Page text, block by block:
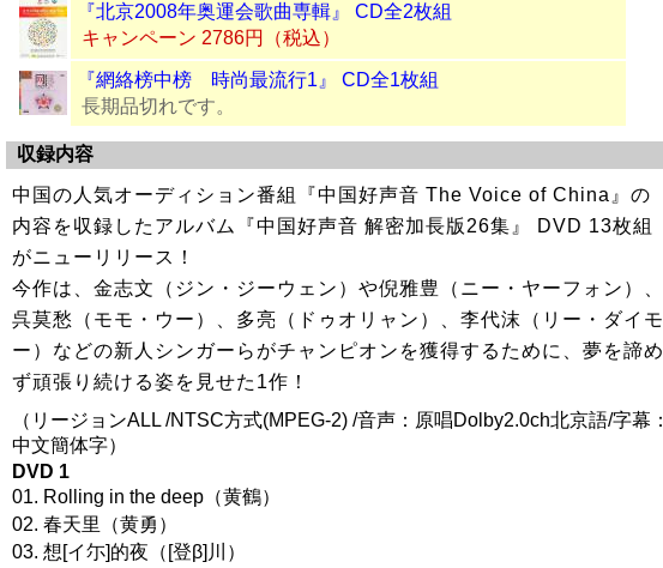
『北京2008年奥運会歌曲専輯』 CD全2枚組
キャンペーン 2786円（税込）
『網絡榜中榜 時尚最流行1』 CD全1枚組
長期品切れです。
収録内容
中国の人気オーディション番組『中国好声音 The Voice of China』の
内容を収録したアルバム『中国好声音 解密加長版26集』 DVD 13枚組
がニューリリース！
今作は、金志文（ジン・ジーウェン）や倪雅豊（ニー・ヤーフォン）、
呉莫愁（モモ・ウー）、多亮（ドゥオリャン）、李代沫（リー・ダイモ
ー）などの新人シンガーらがチャンピオンを獲得するために、夢を諦め
ず頑張り続ける姿を見せた1作！
（リージョンALL /NTSC方式(MPEG-2) /音声：原唱Dolby2.0ch北京語/字幕：
中文簡体字）
DVD 1
01. Rolling in the deep（黄鶴）
02. 春天里（黄勇）
03. 想[イ尓]的夜（[登β]川）